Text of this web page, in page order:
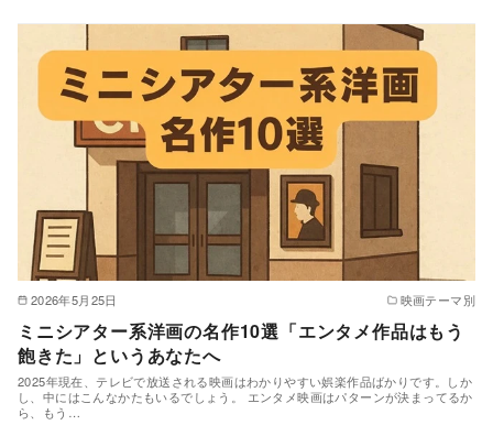
2026年5月25日 映画テーマ別
ミニシアター系洋画の名作10選「エンタメ作品はもう
飽きた」というあなたへ
2025年現在、テレビで放送される映画はわかりやすい娯楽作品ばかりです。しか
し、中にはこんなかたもいるでしょう。 エンタメ映画はパターンが決まってるか
ら、もう…